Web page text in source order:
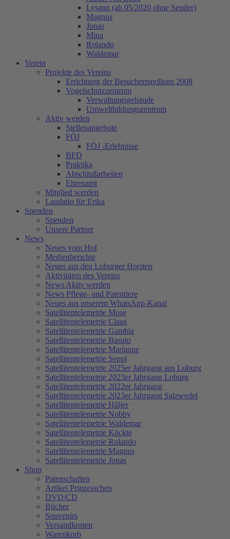
Lysann (ab 05/2020 ohne Sender)
Magnus
Jonas
Mina
Rolando
Waldemar
Verein
Projekte des Vereins
Errichtung der Besucherpavillons 2008
Vogelschutzzentrum
Verwaltungsgebäude
Umweltbildungszentrum
Aktiv werden
Stellenangebote
FÖJ
FÖJ -Erlebnisse
BFD
Praktika
Abschlußarbeiten
Ehrenamt
Mitglied werden
Laudatio für Erika
Spenden
Spenden
Unsere Partner
News
Neues vom Hof
Medienberichte
Neues aus den Loburger Horsten
Aktivitäten des Vereins
News Aktiv werden
News Pflege- und Patentiere
Neues aus unserem WhatsApp-Kanal
Satellitentelemetrie Mose
Satellitentelemetrie Claus
Satellitentelemetrie Gambia
Satellitentelemetrie Basuto
Satellitentelemetrie Marianne
Satellitentelemetrie Seppl
Satellitentelemetrie 2025er Jahrgang aus Loburg
Satellitentelemetrie 2023er Jahrgang Loburg
Satellitentelemetrie 2022er Jahrgang
Satellitentelemetrie 2023er Jahrgang Salzwedel
Satellitentelemetrie Håljer
Satellitentelemetrie Nobby
Satellitentelemetrie Waldemar
Satellitentelemetrie Köckte
Satellitentelemetrie Rolando
Satellitentelemetrie Magnus
Satellitentelemetrie Jonas
Shop
Patenschaften
Artikel Prinzesschen
DVD/CD
Bücher
Souvenirs
Versandkosten
Warenkorb